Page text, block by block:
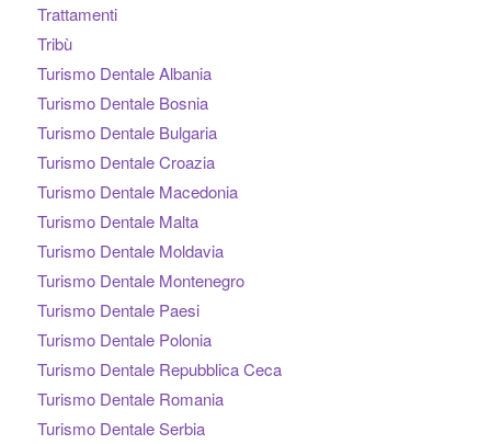
Trattamenti
Tribù
Turismo Dentale Albania
Turismo Dentale Bosnia
Turismo Dentale Bulgaria
Turismo Dentale Croazia
Turismo Dentale Macedonia
Turismo Dentale Malta
Turismo Dentale Moldavia
Turismo Dentale Montenegro
Turismo Dentale Paesi
Turismo Dentale Polonia
Turismo Dentale Repubblica Ceca
Turismo Dentale Romania
Turismo Dentale Serbia